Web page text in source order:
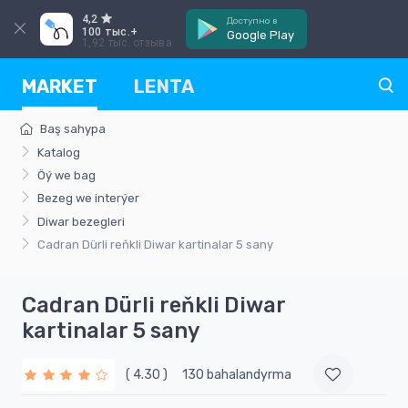
4,2
100 тыс.+
1,92 тыс. отзыва
Доступно в
Google Play
MARKET LENTA
Baş sahypa
Katalog
Öý we bag
Bezeg we interýer
Diwar bezegleri
Cadran Dürli reňkli Diwar kartinalar 5 sany
Cadran Dürli reňkli Diwar
kartinalar 5 sany
( 4.30 ) 130 bahalandyrma